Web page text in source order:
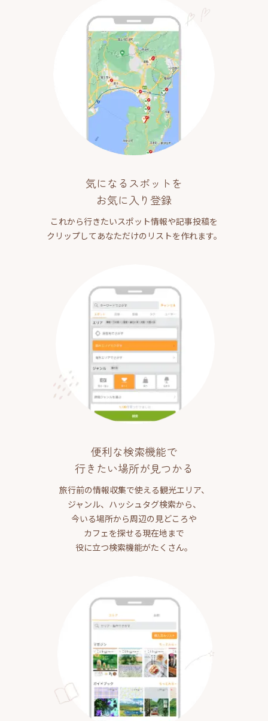
気になるスポットを
お気に入り登録
これから行きたいスポット情報や記事投稿を
クリップしてあなただけのリストを作れます。
便利な検索機能で
行きたい場所が見つかる
旅行前の情報収集で使える観光エリア、
ジャンル、ハッシュタグ検索から、
今いる場所から周辺の見どころや
カフェを探せる現在地まで
役に立つ検索機能がたくさん。